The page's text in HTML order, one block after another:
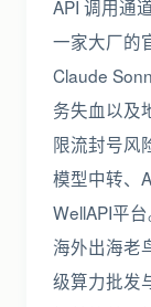
API 调用通
一家大厂的
Claude
务失血以及
限流封号风
模型中转、
WellAPI平
海外出海老
级算力批发